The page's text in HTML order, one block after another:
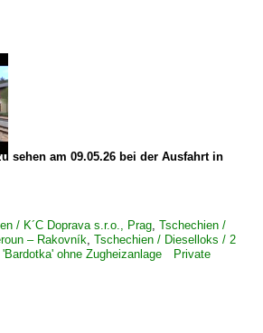
· T 478.1 'Bardotka' mit elektr.
s.r.o., Prag
sehen am 09.05.26 bei der Ausfahrt in
/ K´C Doprava s.r.o., Prag, Tschechien /
– Rakovník, Tschechien / Dieselloks / 2
ohne Zugheizanlage Private